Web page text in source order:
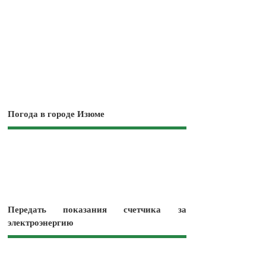
Погода в городе Изюме
Передать показания счетчика за
электроэнергию